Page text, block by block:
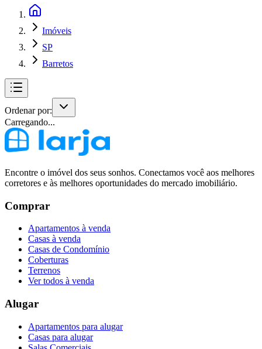
Imóveis
SP
Barretos
Ordenar por:
Carregando...
Encontre o imóvel dos seus sonhos. Conectamos você aos melhores
corretores e às melhores oportunidades do mercado imobiliário.
Comprar
Apartamentos à venda
Casas à venda
Casas de Condomínio
Coberturas
Terrenos
Ver todos à venda
Alugar
Apartamentos para alugar
Casas para alugar